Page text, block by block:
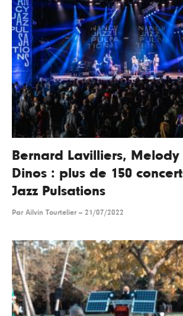
Bernard Lavilliers,
Dinos : plus de 150
Jazz Pulsations
Par Ailvin Tourtelier -- 21/07/2022